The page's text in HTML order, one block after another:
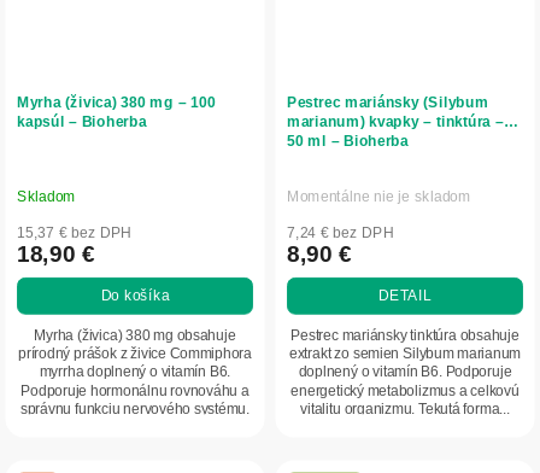
Myrha (živica) 380 mg – 100
kapsúl – Bioherba
Skladom
15,37 € bez DPH
18,90 €
Do košíka
Myrha (živica) 380 mg obsahuje
prírodný prášok z živice Commiphora
myrrha doplnený o vitamín B6.
Podporuje hormonálnu rovnováhu a
správnu funkciu nervového systému.
Pestrec mariánsky (Silybum
marianum) kvapky – tinktúra –
50 ml – Bioherba
Momentálne nie je skladom
7,24 € bez DPH
8,90 €
DETAIL
Pestrec mariánsky tinktúra obsahuje
extrakt zo semien Silybum marianum
doplnený o vitamín B6. Podporuje
energetický metabolizmus a celkovú
vitalitu organizmu. Tekutá forma...